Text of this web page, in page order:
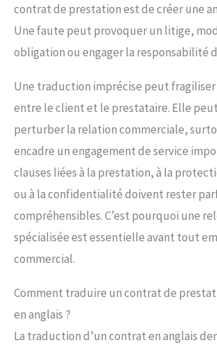
contrat de prestation est de créer une
Une faute peut provoquer un litige,
obligation ou engager la responsabilité
Une traduction imprécise peut fragiliser
entre le client et le prestataire. Elle
perturber la relation commerciale,
encadre un engagement de service
clauses liées à la prestation, à la
ou à la confidentialité doivent rester
compréhensibles. C’est pourquoi une
spécialisée est essentielle avant tout
commercial.
Comment traduire un contrat de
en anglais ?
La traduction d’un contrat en anglais